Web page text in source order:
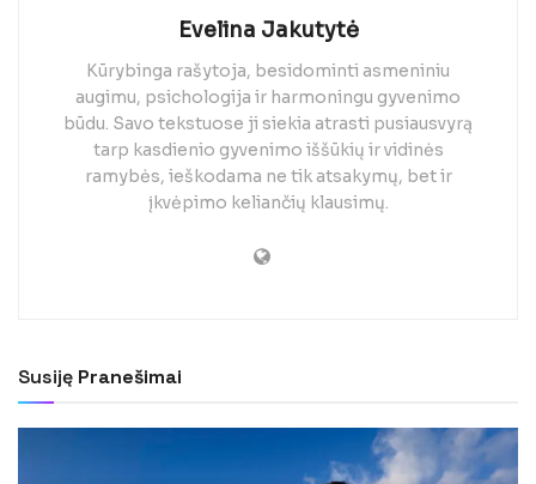
Evelina Jakutytė
Kūrybinga rašytoja, besidominti asmeniniu
augimu, psichologija ir harmoningu gyvenimo
būdu. Savo tekstuose ji siekia atrasti pusiausvyrą
tarp kasdienio gyvenimo iššūkių ir vidinės
ramybės, ieškodama ne tik atsakymų, bet ir
įkvėpimo keliančių klausimų.
Susiję Pranešimai